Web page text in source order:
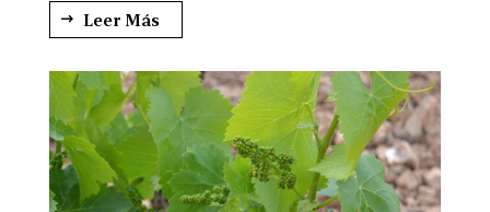
Leer Más